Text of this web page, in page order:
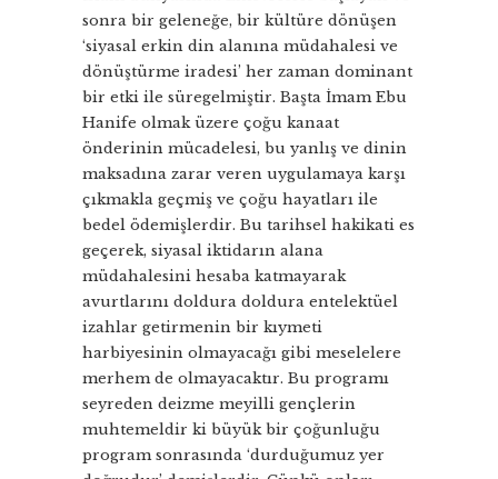
sonra bir geleneğe, bir kültüre dönüşen
‘siyasal erkin din alanına müdahalesi ve
dönüştürme iradesi’ her zaman dominant
bir etki ile süregelmiştir. Başta İmam Ebu
Hanife olmak üzere çoğu kanaat
önderinin mücadelesi, bu yanlış ve dinin
maksadına zarar veren uygulamaya karşı
çıkmakla geçmiş ve çoğu hayatları ile
bedel ödemişlerdir. Bu tarihsel hakikati es
geçerek, siyasal iktidarın alana
müdahalesini hesaba katmayarak
avurtlarını doldura doldura entelektüel
izahlar getirmenin bir kıymeti
harbiyesinin olmayacağı gibi meselelere
merhem de olmayacaktır. Bu programı
seyreden deizme meyilli gençlerin
muhtemeldir ki büyük bir çoğunluğu
program sonrasında ‘durduğumuz yer